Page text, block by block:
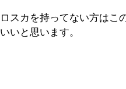
ロスカを持ってない方はこ
いいと思います。